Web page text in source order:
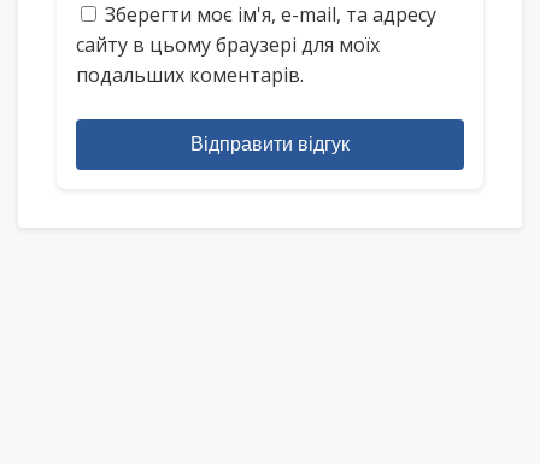
Зберегти моє ім'я, e-mail, та адресу
сайту в цьому браузері для моїх
подальших коментарів.
Відправити відгук